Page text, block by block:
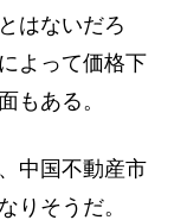
はないだろ
よって価格下
もある。
中国不動産市
りそうだ。